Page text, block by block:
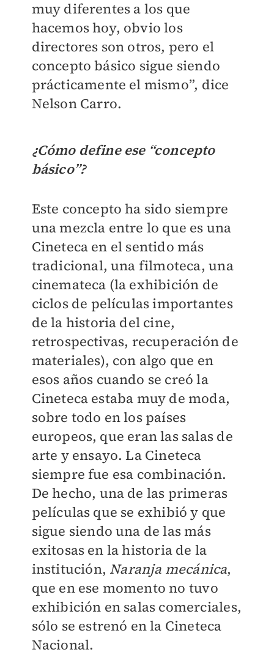
muy diferentes a los que
hacemos hoy, obvio los
directores son otros, pero el
concepto básico sigue siendo
prácticamente el mismo”, dice
Nelson Carro.
¿Cómo define ese “concepto
básico”?
Este concepto ha sido siempre
una mezcla entre lo que es una
Cineteca en el sentido más
tradicional, una filmoteca, una
cinemateca (la exhibición de
ciclos de películas importantes
de la historia del cine,
retrospectivas, recuperación de
materiales), con algo que en
esos años cuando se creó la
Cineteca estaba muy de moda,
sobre todo en los países
europeos, que eran las salas de
arte y ensayo. La Cineteca
siempre fue esa combinación.
De hecho, una de las primeras
películas que se exhibió y que
sigue siendo una de las más
exitosas en la historia de la
institución, Naranja mecánica,
que en ese momento no tuvo
exhibición en salas comerciales,
sólo se estrenó en la Cineteca
Nacional.